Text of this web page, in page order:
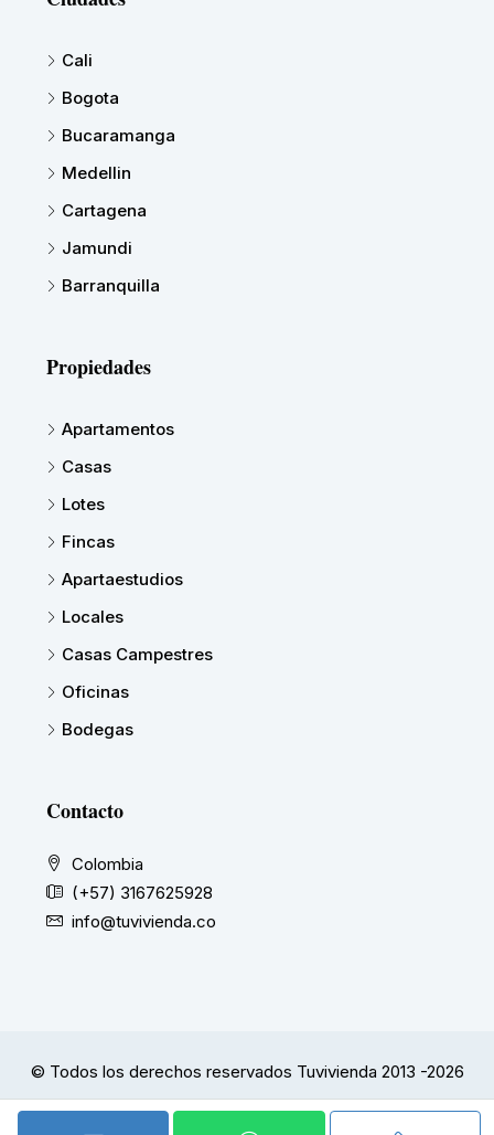
Cali
Bogota
Bucaramanga
Medellin
Cartagena
Jamundi
Barranquilla
Propiedades
Apartamentos
Casas
Lotes
Fincas
Apartaestudios
Locales
Casas Campestres
Oficinas
Bodegas
Contacto
Colombia
(+57) 3167625928
info@tuvivienda.co
© Todos los derechos reservados Tuvivienda 2013 -2026